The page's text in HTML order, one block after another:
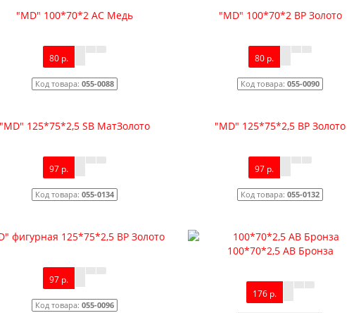
"MD" 100*70*2 AC Медь
80 р.
Код товара: 055-0088
"MD" 100*70*2 ВР Золото
80 р.
Код товара:055-0090
"MD" 125*75*2,5 SB МатЗолото
97 р.
Код товара: 055-0134
"MD" 125*75*2,5 ВР Золото
97 р.
Код товара:055-0132
фигурная 125*75*2,5 ВР Золото
97 р.
Код товара: 055-0096
100*70*2,5 AB Бронза
176 р.